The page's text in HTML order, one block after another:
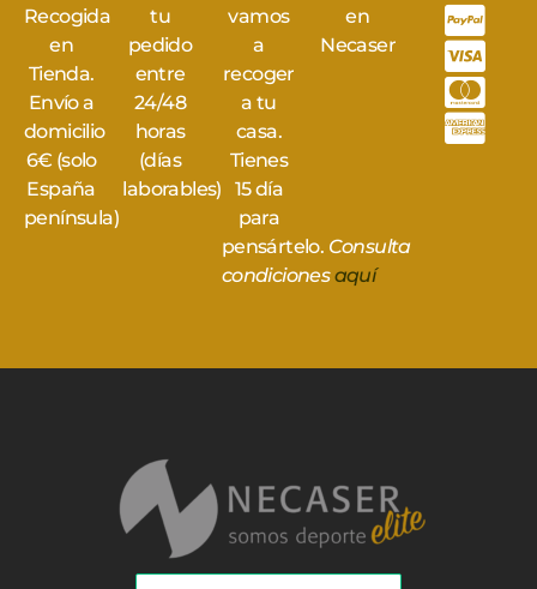
Recogida
en
Tienda.
Envío a
domicilio
6€ (solo
España
península)
tu
pedido
entre
24/48
horas
(días
laborables)
vamos
a
recoger
a tu
casa.
Tienes
15 día
para
pensártelo. Consulta
condicionesaquí
en
Necaser